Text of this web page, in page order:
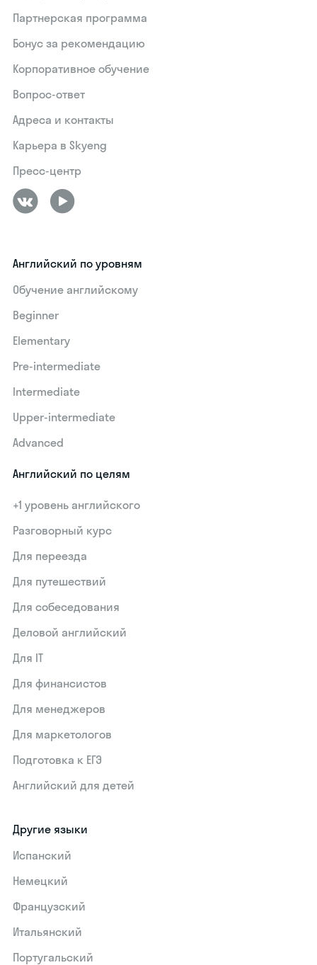
Партнерская программа
Бонус за рекомендацию
Корпоративное обучение
Вопрос-ответ
Адреса и контакты
Карьера в Skyeng
Пресс-центр
Английский по уровням
Обучение английскому
Beginner
Elementary
Pre-intermediate
Intermediate
Upper-intermediate
Advanced
Английский по целям
+1 уровень английского
Разговорный курс
Для переезда
Для путешествий
Для собеседования
Деловой английский
Для IT
Для финансистов
Для менеджеров
Для маркетологов
Подготовка к ЕГЭ
Английский для детей
Другие языки
Испанский
Немецкий
Французский
Итальянский
Португальский